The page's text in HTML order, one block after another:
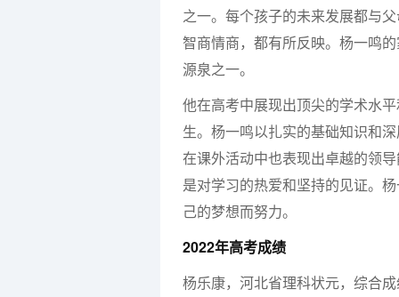
之一。每个孩子的未来发展都与
智商情商，都有所反映。杨一鸣
源泉之一。
他在高考中展现出顶尖的学术水
生。杨一鸣以扎实的基础知识和
在课外活动中也表现出卓越的领
是对学习的热爱和坚持的见证。
己的梦想而努力。
2022年高考成绩
杨乐康，河北省理科状元，综合